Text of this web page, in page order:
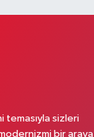
temasıyla sizleri
bir araya